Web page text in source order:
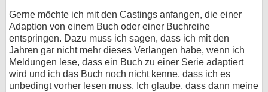
Gerne möchte ich mit den Castings anfangen, die einer
Adaption von einem Buch oder einer Buchreihe
entspringen. Dazu muss ich sagen, dass ich mit den
Jahren gar nicht mehr dieses Verlangen habe, wenn ich
Meldungen lese, dass ein Buch zu einer Serie adaptiert
wird und ich das Buch noch nicht kenne, dass ich es
unbedingt vorher lesen muss. Ich glaube, dass dann meine
Impressum
Desktop-Ansicht
myFanbase